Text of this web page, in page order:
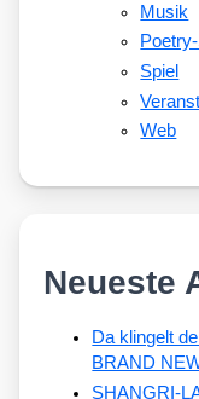
Musik
Spiel
Web
Neueste
Da klingelt
BRAND
SHANGRI-